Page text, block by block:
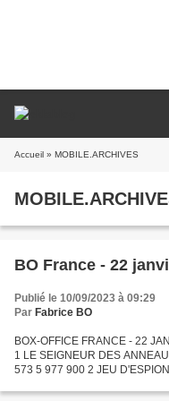
Accueil » MOBILE.ARCHIVES
BO France - 22
Publié le 10/09/2023 à 09:29
Par Fabrice BO
BOX-OFFICE FRANCE - 22
1 LE SEIGNEUR DES
573 5 977 900 2 JEU
5 LE...